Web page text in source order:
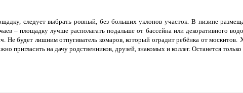
следует выбрать ровный, без больших уклонов участок. В низине
– площадку лучше располагать подальше от бассейна или декоративного
Не будет лишним отпугиватель комаров, который оградит ребёнка от москитов.
пригласить на дачу родственников, друзей, знакомых и коллег. Останется